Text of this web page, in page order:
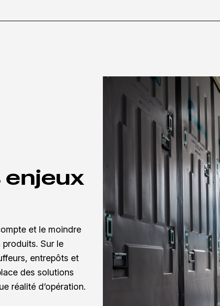
et le moindre
Sur le
entrepôts et
des solutions
réalité d’opération.